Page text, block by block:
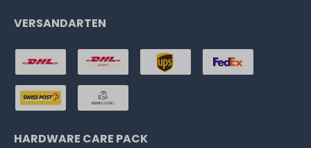
VERSANDARTEN
HARDWARE CARE PACK